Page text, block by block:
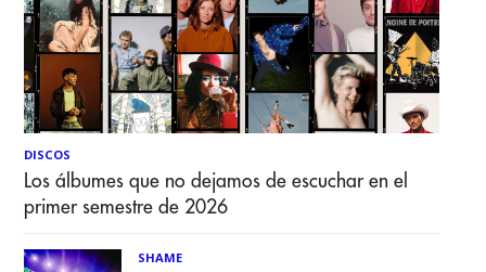
DISCOS
Los álbumes que no dejamos de escuchar en el
primer semestre de 2026
SHAME